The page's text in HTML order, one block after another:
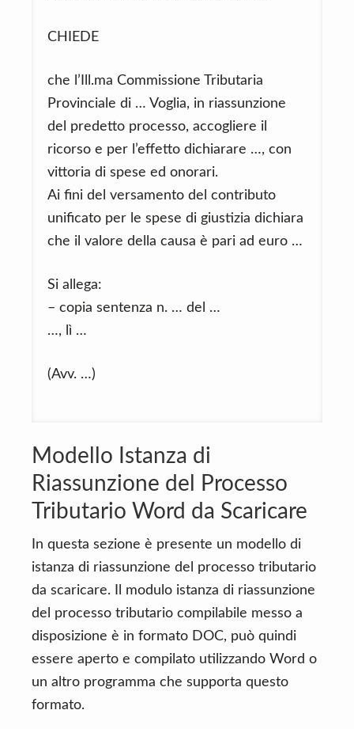
CHIEDE
che l’Ill.ma Commissione Tributaria
Provinciale di … Voglia, in riassunzione
del predetto processo, accogliere il
ricorso e per l’effetto dichiarare …, con
vittoria di spese ed onorari.
Ai fini del versamento del contributo
unificato per le spese di giustizia dichiara
che il valore della causa è pari ad euro …
Si allega:
– copia sentenza n. … del …
…, lì …
(Avv. …)
Modello Istanza di
Riassunzione del Processo
Tributario Word da Scaricare
In questa sezione è presente un modello di
istanza di riassunzione del processo tributario
da scaricare. Il modulo istanza di riassunzione
del processo tributario compilabile messo a
disposizione è in formato DOC, può quindi
essere aperto e compilato utilizzando Word o
un altro programma che supporta questo
formato.